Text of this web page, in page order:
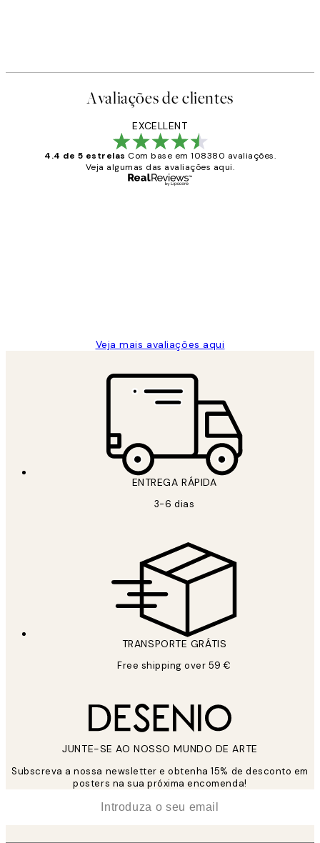
Avaliações de clientes
EXCELLENT
4.4 de 5 estrelas Com base em 108380 avaliações.
Veja algumas das avaliações aqui.
Veja mais avaliações aqui
ENTREGA RÁPIDA
3-6 dias
TRANSPORTE GRÁTIS
Free shipping over 59 €
JUNTE-SE AO NOSSO MUNDO DE ARTE
Subscreva a nossa newsletter e obtenha 15% de desconto em
posters na sua próxima encomenda!